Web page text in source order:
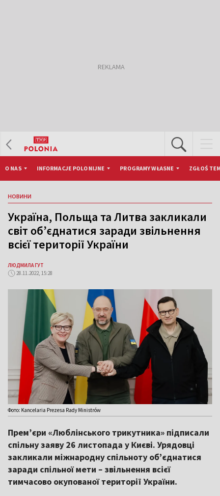
O NAS INFORMACJE POLONIJNE PROGRAMY WŁASNE ZGŁOŚ
НОВИНИ
Україна, Польща та Литва закликали
світ об’єднатися заради звільнення
всієї території України
ЛЮДМИЛА ГУТ
28.11.2022, 15:28
Фото: Kancelaria Prezesa Rady Ministrów
Прем’єри «Люблінського трикутника» підписали
спільну заяву 26 листопада у Києві. Урядовці
закликали міжнародну спільноту об’єднатися
заради спільної мети – звільнення всієї
тимчасово окупованої території України.